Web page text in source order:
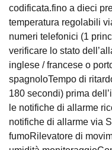
codificata.fino a dieci
temperatura regolabili
numeri telefonici (1
verificare lo stato
inglese / francese o
spagnoloTempo di
180 secondi) prima
le notifiche di allarme
notifiche di allarme via
fumoRilevatore di